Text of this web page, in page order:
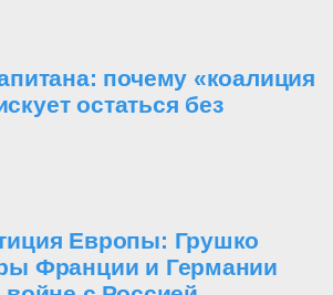
почему «коалиция
остаться без
Европы: Грушко
Франции и Германии